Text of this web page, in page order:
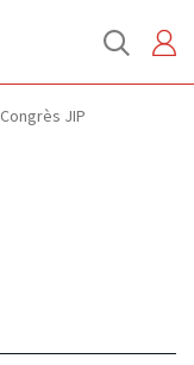
Congrès JIP